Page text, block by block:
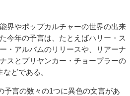
界やポップカルチャーの世界の出来
今年の予言は、たとえばハリー・ス
・アルバムのリリースや、リアーナ
スとプリヤンカー・チョープラーの
どである。
予言の数々の1つに異色の文言があ